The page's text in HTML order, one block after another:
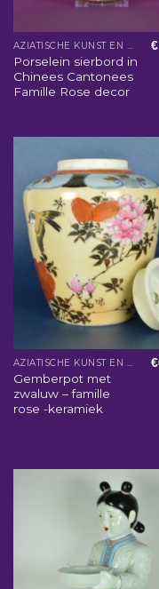
AZIATISCHE KUNST EN WOONACCESSOIRES
Porselein sierbord in
Chinees Cantonees
Famille Rose decor
€
AZIATISCHE KUNST EN WOONACCESSOIRES
Gemberpot met
zwaluw – famille
rose -keramiek
€